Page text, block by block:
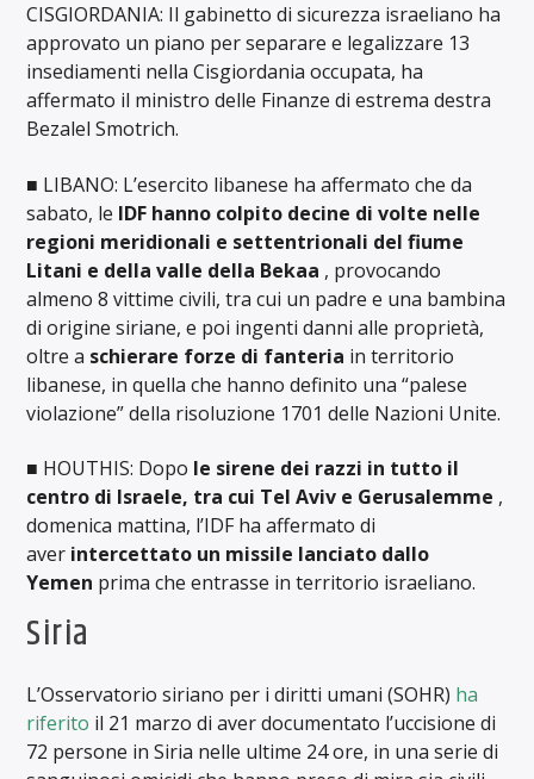
CISGIORDANIA: Il gabinetto di sicurezza israeliano ha
approvato un piano per separare e legalizzare 13
insediamenti nella Cisgiordania occupata, ha
affermato il ministro delle Finanze di estrema destra
Bezalel Smotrich.
■ LIBANO: L’esercito libanese ha affermato che da
sabato, le IDF hanno colpito decine di volte nelle
regioni meridionali e settentrionali del fiume
Litani e della valle della Bekaa , provocando
almeno 8 vittime civili, tra cui un padre e una bambina
di origine siriane, e poi ingenti danni alle proprietà,
oltre a schierare forze di fanteria in territorio
libanese, in quella che hanno definito una “palese
violazione” della risoluzione 1701 delle Nazioni Unite.
■ HOUTHIS: Dopo le sirene dei razzi in tutto il
centro di Israele, tra cui Tel Aviv e Gerusalemme ,
domenica mattina, l’IDF ha affermato di
aver intercettato un missile lanciato dallo
Yemen prima che entrasse in territorio israeliano.
Siria
L’Osservatorio siriano per i diritti umani (SOHR) ha
riferito il 21 marzo di aver documentato l’uccisione di
72 persone in Siria nelle ultime 24 ore, in una serie di